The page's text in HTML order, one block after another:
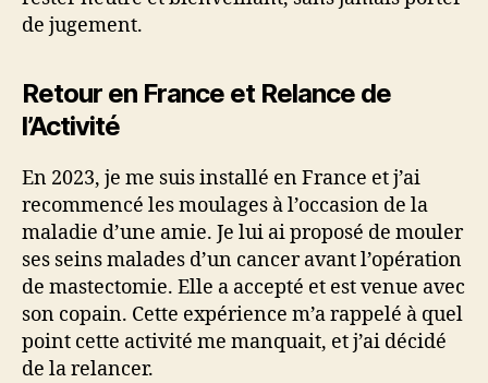
de jugement.
Retour en France et Relance de
l’Activité
En 2023, je me suis installé en France et j’ai
recommencé les moulages à l’occasion de la
maladie d’une amie. Je lui ai proposé de mouler
ses seins malades d’un cancer avant l’opération
de mastectomie. Elle a accepté et est venue avec
son copain. Cette expérience m’a rappelé à quel
point cette activité me manquait, et j’ai décidé
de la relancer.